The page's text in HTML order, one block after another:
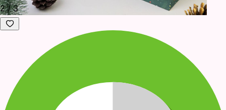
3/3